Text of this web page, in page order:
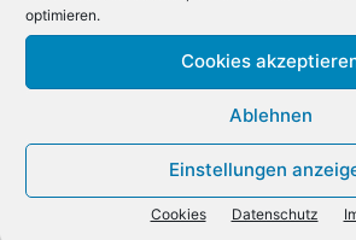
optimieren.
Cookies
Ablehnen
Einstellungen
Cookies Datenschutz
keine Passworthürde trifft oder ein
knackt, kann sie auf die jeweilige
und den Angriff sofort beginnen. „Die
ihre Mitarbeiter dafür sensibilisieren“,
Bürstenbinder, Geschäftsführer des
einem sicheren Passwort schützen